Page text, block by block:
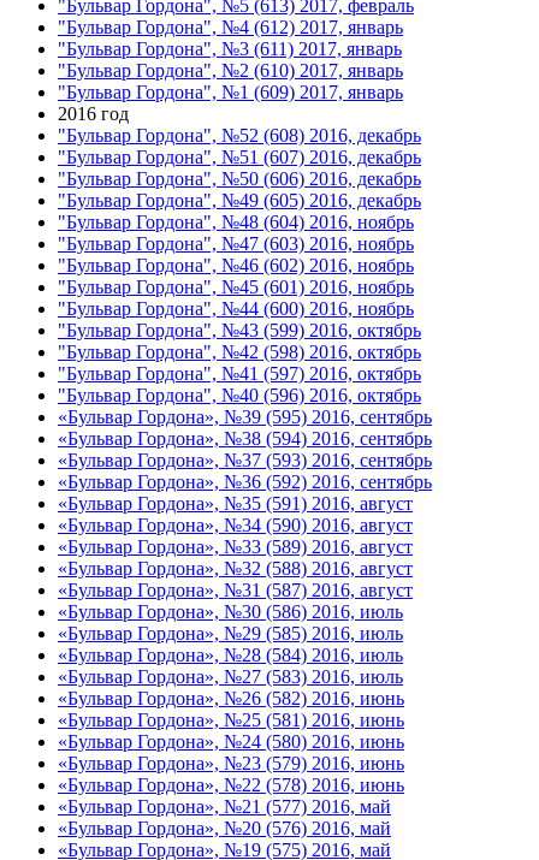
"Бульвар Гордона", №5 (613) 2017, февраль
"Бульвар Гордона", №4 (612) 2017, январь
"Бульвар Гордона", №3 (611) 2017, январь
"Бульвар Гордона", №2 (610) 2017, январь
"Бульвар Гордона", №1 (609) 2017, январь
2016 год
"Бульвар Гордона", №52 (608) 2016, декабрь
"Бульвар Гордона", №51 (607) 2016, декабрь
"Бульвар Гордона", №50 (606) 2016, декабрь
"Бульвар Гордона", №49 (605) 2016, декабрь
"Бульвар Гордона", №48 (604) 2016, ноябрь
"Бульвар Гордона", №47 (603) 2016, ноябрь
"Бульвар Гордона", №46 (602) 2016, ноябрь
"Бульвар Гордона", №45 (601) 2016, ноябрь
"Бульвар Гордона", №44 (600) 2016, ноябрь
"Бульвар Гордона", №43 (599) 2016, октябрь
"Бульвар Гордона", №42 (598) 2016, октябрь
"Бульвар Гордона", №41 (597) 2016, октябрь
"Бульвар Гордона", №40 (596) 2016, октябрь
«Бульвар Гордона», №39 (595) 2016, сентябрь
«Бульвар Гордона», №38 (594) 2016, сентябрь
«Бульвар Гордона», №37 (593) 2016, сентябрь
«Бульвар Гордона», №36 (592) 2016, сентябрь
«Бульвар Гордона», №35 (591) 2016, август
«Бульвар Гордона», №34 (590) 2016, август
«Бульвар Гордона», №33 (589) 2016, август
«Бульвар Гордона», №32 (588) 2016, август
«Бульвар Гордона», №31 (587) 2016, август
«Бульвар Гордона», №30 (586) 2016, июль
«Бульвар Гордона», №29 (585) 2016, июль
«Бульвар Гордона», №28 (584) 2016, июль
«Бульвар Гордона», №27 (583) 2016, июль
«Бульвар Гордона», №26 (582) 2016, июнь
«Бульвар Гордона», №25 (581) 2016, июнь
«Бульвар Гордона», №24 (580) 2016, июнь
«Бульвар Гордона», №23 (579) 2016, июнь
«Бульвар Гордона», №22 (578) 2016, июнь
«Бульвар Гордона», №21 (577) 2016, май
«Бульвар Гордона», №20 (576) 2016, май
«Бульвар Гордона», №19 (575) 2016, май